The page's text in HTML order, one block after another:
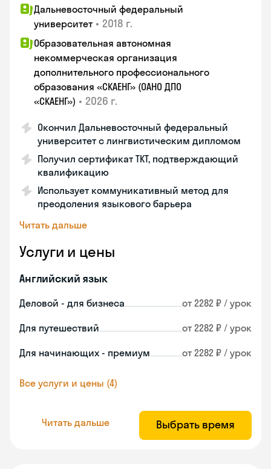
Дальневосточный федеральный
университет • 2018 г.
Образовательная автономная
некоммерческая организация
дополнительного профессионального
образования «СКАЕНГ» (ОАНО ДПО
«СКАЕНГ») • 2026 г.
Окончил Дальневосточный федеральный
университет с лингвистическим дипломом
Получил сертификат TKT, подтверждающий
квалификацию
Использует коммуникативный метод для
преодоления языкового барьера
Читать дальше
Услуги и цены
Английский язык
Деловой - для бизнеса от 2282 ₽ / урок
Для путешествий от 2282 ₽ / урок
Для начинающих - премиум от 2282 ₽ / урок
Все услуги и цены (4)
Читать дальше Выбрать время